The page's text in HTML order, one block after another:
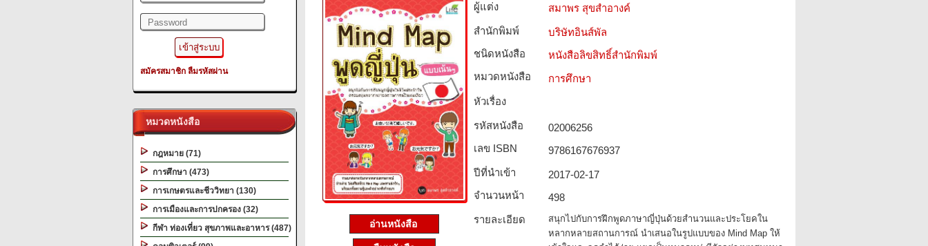
สมัครสมาชิก ลืมรหัสผ่าน
หมวดหนังสือ
กฎหมาย (71)
การศึกษา (473)
การเกษตรและชีววิทยา (130)
การเมืองและการปกครอง (32)
กีฬา ท่องเที่ยว สุขภาพและอาหาร (487)
อ่านหนังสือ
ผู้แต่ง
สมาพร สุขสำอางค์
สำนักพิมพ์
บริษัทอินส์พัล
ชนิดหนังสือ­
หนังสือลิขสิทธิ์สำนักพิมพ์
หมวดหนังสือ­
การศึกษา
หัวเรื่อง
รหัสหนังสือ­
02006256
เลข ISBN
9786167676937
ปีที่นำเข้า
2017-02-17
จำนวนหน้า
498
รายละเอียด
สนุกไปกับการฝึกพูดภาษาญี่ปุ่นด้วยสำนวนและประโยคใน
หลากหลายสถานการณ์ นำเสนอในรูปแบบของ Mind Map ให้